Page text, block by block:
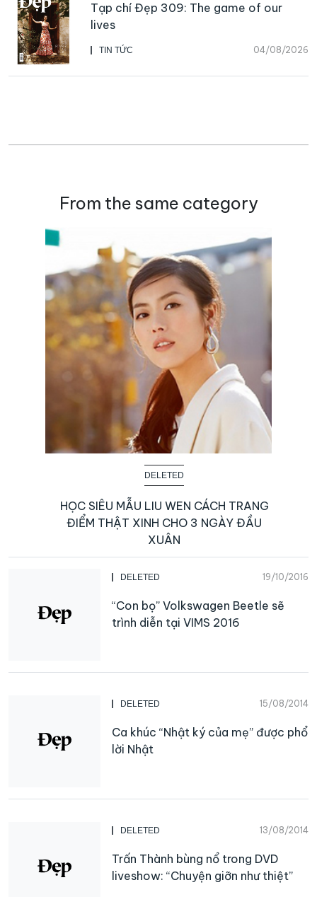
TIN TỨC 04/08/2026
Tạp chí Đẹp 309: The game of our
lives
From the same category
DELETED
HỌC SIÊU MẪU LIU WEN CÁCH TRANG
ĐIỂM THẬT XINH CHO 3 NGÀY ĐẦU
XUÂN
DELETED 19/10/2016
“Con bọ” Volkswagen Beetle sẽ
trình diễn tại VIMS 2016
DELETED 15/08/2014
Ca khúc “Nhật ký của mẹ” được phổ
lời Nhật
DELETED 13/08/2014
Trấn Thành bùng nổ trong DVD
liveshow: “Chuyện giỡn như thiệt”